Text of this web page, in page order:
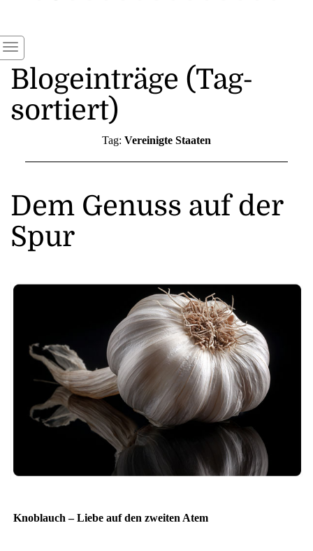
Blogeinträge (Tag-
sortiert)
Tag: Vereinigte Staaten
Dem Genuss auf der
Spur
Knoblauch – Liebe auf den zweiten Atem